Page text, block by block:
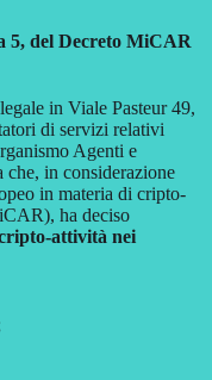
5, del Decreto MiCAR
in Viale Pasteur 49,
di servizi relativi
Agenti e
in considerazione
in materia di cripto-
ha deciso
attività nei